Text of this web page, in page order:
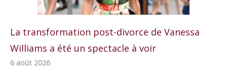
La transformation post-divorce de Vanessa
Williams a été un spectacle à voir
6 août 2026